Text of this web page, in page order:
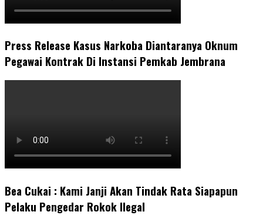
Press Release Kasus Narkoba Diantaranya Oknum
Pegawai Kontrak Di Instansi Pemkab Jembrana
Bea Cukai : Kami Janji Akan Tindak Rata Siapapun
Pelaku Pengedar Rokok Ilegal